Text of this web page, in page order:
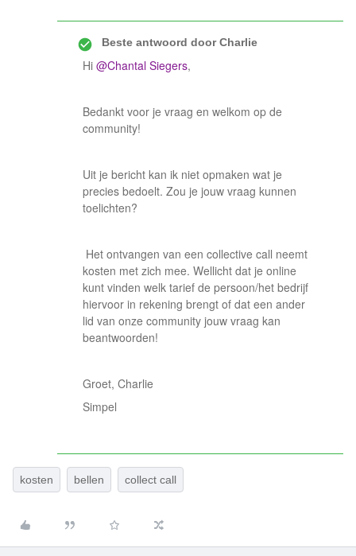
Beste antwoord doorCharlie
Hi @Chantal Siegers,
Bedankt voor je vraag en welkom op de
community!
Uit je bericht kan ik niet opmaken wat je
precies bedoelt. Zou je jouw vraag kunnen
toelichten?
Het ontvangen van een collective call neemt
kosten met zich mee. Wellicht dat je online
kunt vinden welk tarief de persoon/het bedrijf
hiervoor in rekening brengt of dat een ander
lid van onze community jouw vraag kan
beantwoorden!
Groet, Charlie
Simpel
kosten bellen collect call